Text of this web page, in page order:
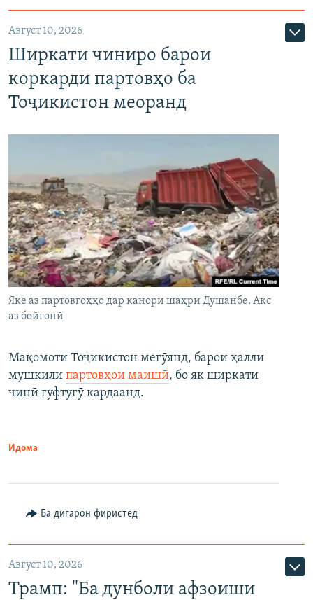
Август 10, 2026
Ширкати чиниро барои
коркарди партовҳо ба
Тоҷикистон меоранд
Яке аз партовгоҳҳо дар канори шаҳри Душанбе. Акс
аз бойгонӣ
Мақомоти Тоҷикистон мегӯянд, барои ҳалли
мушкили партовҳои маишӣ, бо як ширкати
чинӣ гуфтугӯ кардаанд.
Идома
Ба дигарон фиристед
Август 10, 2026
Трамп: "Ба дунболи афзоиши